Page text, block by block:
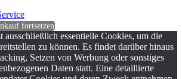
fortsetzen
ausschließlich essentielle Cookies, um die
zu können. Es findet darüber hinaus
Setzen von Werbung oder sonstiges
Daten statt. Eine detaillierte